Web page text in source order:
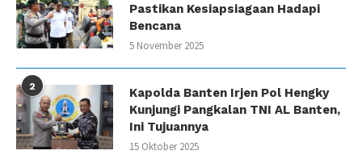
Pastikan Kesiapsiagaan Hadapi
Bencana
5 November 2025
2
Kapolda Banten Irjen Pol Hengky
Kunjungi Pangkalan TNI AL Banten,
Ini Tujuannya
15 Oktober 2025